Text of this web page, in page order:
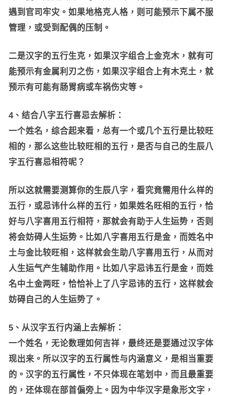
遇到官司牢灾。如果地格克人格，则可能预示下属不服
管理，或受到配偶的压制。
二是汉字的五行生克，如果汉字组合上金克木，就有可
能预示有金属利刃之伤，如果汉字组合上有木克土，就
预示有可能有肠胃病或车祸伤灾等。
4、结合八字五行喜忌去解析：
一个姓名，综合起来看，总有一个或几个五行是比较旺
相的，那么这些比较旺相的五行，是否与自己的生辰八
字五行喜忌相符呢？
所以这就需要测算你的生辰八字，看究竟需用什么样的
五行，或忌讳什么样的五行，如果姓名旺相的五行，恰
好与八字喜用五行相符，那就会有助于人生运势，否则
将会妨碍人生运势。比如八字喜用五行是金，而姓名中
土与金比较旺相，这样就会生助八字喜用五行，从而对
人生运气产生辅助作用。比如八字忌讳五行是金，而姓
名中土金两旺，恰恰补上了八字忌讳的五行，这样就会
妨碍自己的人生运势了。
5、从汉字五行内涵上去解析：
一个姓名，无论数理如何吉祥，最终还是要通过汉字体
现出来。所以汉字的五行属性与内涵意义，是相当重要
的。汉字的五行属性，不只体现在笔划中，而且最重要
的，还体现在部首偏旁上。因为中华汉字是象形文字，